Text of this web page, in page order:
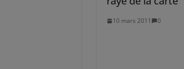
10 mars 2011 0